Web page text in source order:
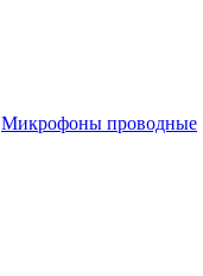
Микрофоны проводные